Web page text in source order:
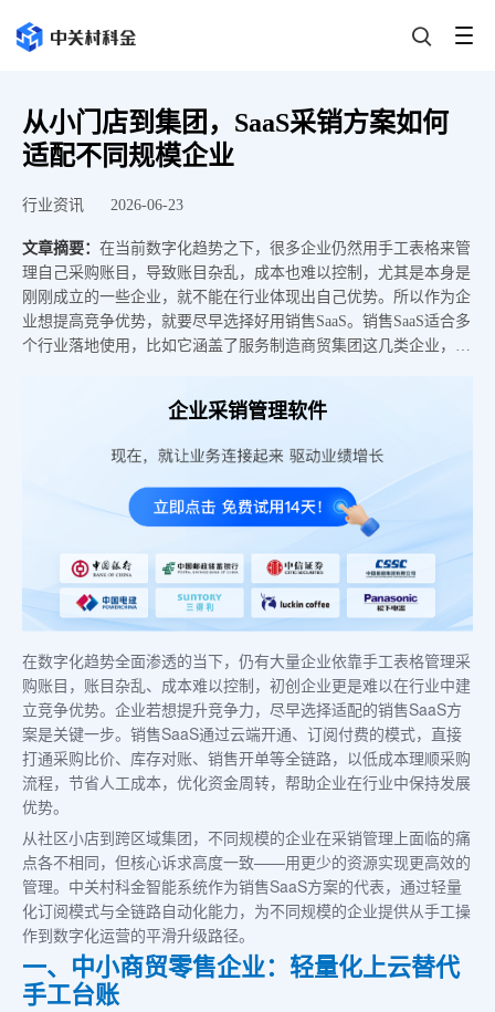
从小门店到集团，SaaS采销方案如何
适配不同规模企业
行业资讯 2026-06-23
文章摘要： 在当前数字化趋势之下，很多企业仍然用手工表格来管
理自己采购账目，导致账目杂乱，成本也难以控制，尤其是本身是
刚刚成立的一些企业，就不能在行业体现出自己优势。所以作为企
业想提高竞争优势，就要尽早选择好用销售SaaS。销售SaaS适合多
个行业落地使用，比如它涵盖了服务制造商贸集团这几类企业，通
企业采销管理软件
在数字化趋势全面渗透的当下，仍有大量企业依靠手工表格管理采
购账目，账目杂乱、成本难以控制，初创企业更是难以在行业中建
立竞争优势。企业若想提升竞争力，尽早选择适配的销售SaaS方
案是关键一步。销售SaaS通过云端开通、订阅付费的模式，直接
打通采购比价、库存对账、销售开单等全链路，以低成本理顺采购
流程，节省人工成本，优化资金周转，帮助企业在行业中保持发展
优势。
从社区小店到跨区域集团，不同规模的企业在采销管理上面临的痛
点各不相同，但核心诉求高度一致——用更少的资源实现更高效的
管理。中关村科金智能系统作为销售SaaS方案的代表，通过轻量
化订阅模式与全链路自动化能力，为不同规模的企业提供从手工操
作到数字化运营的平滑升级路径。
一、中小商贸零售企业：轻量化上云替代
手工台账